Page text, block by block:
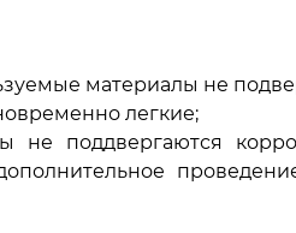
материалы не
легкие;
не поддвергаются